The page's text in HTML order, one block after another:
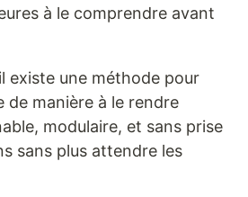
à le comprendre avant
existe une méthode pour
manière à le rendre
modulaire, et sans prise
sans plus attendre les